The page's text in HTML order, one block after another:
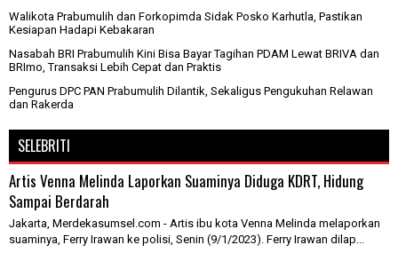
Walikota Prabumulih dan Forkopimda Sidak Posko Karhutla, Pastikan
Kesiapan Hadapi Kebakaran
Nasabah BRI Prabumulih Kini Bisa Bayar Tagihan PDAM Lewat BRIVA dan
BRImo, Transaksi Lebih Cepat dan Praktis
Pengurus DPC PAN Prabumulih Dilantik, Sekaligus Pengukuhan Relawan
dan Rakerda
SELEBRITI
Artis Venna Melinda Laporkan Suaminya Diduga KDRT, Hidung
Sampai Berdarah
Jakarta, Merdekasumsel.com - Artis ibu kota Venna Melinda melaporkan
suaminya, Ferry Irawan ke polisi, Senin (9/1/2023). Ferry Irawan dilap...